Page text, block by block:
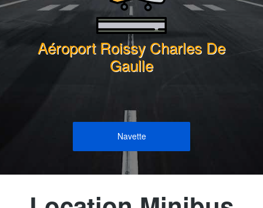
Aéroport Roissy Charles De
Gaulle
Navette